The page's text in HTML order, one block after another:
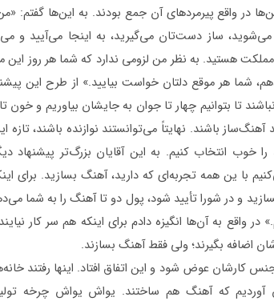
در واقع پیرمردهای آن جمع بودند. به این‌ها
می‌شوید، ساز دست‌تان می‌گیرید، به اینجا می‌آیید و
هستید. به نظر من لزومی ندارد که شما هر روز این
شما هر موقع دلتان خواست بیایید.» از طرح این
نباشند تا بتوانیم چهار تا جوان به جایشان بیاوریم و
آهنگ‌ساز باشند. نهایتاً می‌توانستند نوازنده باشند،
را خوب انتخاب کنیم. به این آقایان بزرگ‌تر پیشنهاد
با ین همه تجربه‌ای که دارید، آهنگ بسازید. برای
و در شورا تأیید شود، پول دو تا آهنگ را به شما
در واقع به آن‌ها انگیزه دادم برای اینکه هم سر کار
اضافه بگیرند؛ ولی فقط آهنگ بسازند.
کارشان عوض شود و این اتفاق افتاد. اینها رفتند
آوردیم که آهنگ هم ساختند. یواش یواش چرخه